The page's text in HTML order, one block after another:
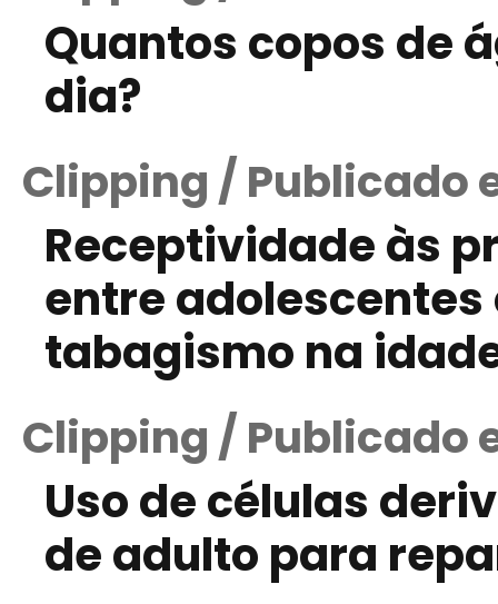
Quantos copos de
dia?
Clipping / Publicado
Receptividade às
entre
tabagismo na
Clipping / Publicado
Uso de células
de adulto para